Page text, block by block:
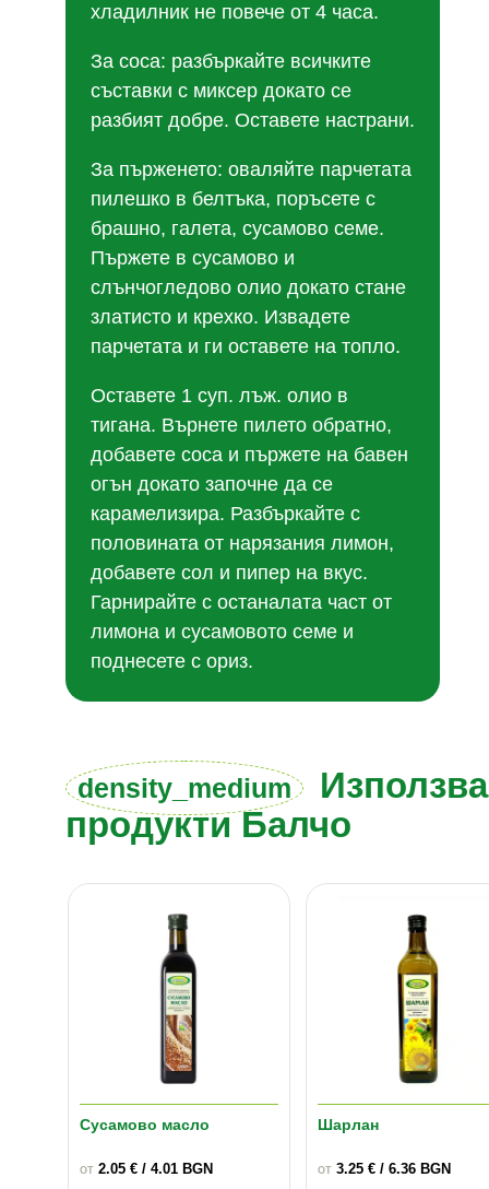
хладилник не повече от 4 часа.
За соса: разбъркайте всичките
съставки с миксер докато се
разбият добре. Оставете настрани.
За пърженето: оваляйте парчетата
пилешко в белтъка, поръсете с
брашно, галета, сусамово семе.
Пържете в сусамово и
слънчогледово олио докато стане
златисто и крехко. Извадете
парчетата и ги оставете на топло.
Оставете 1 суп. лъж. олио в
тигана. Върнете пилето обратно,
добавете соса и пържете на бавен
огън докато започне да се
карамелизира. Разбъркайте с
половината от нарязания лимон,
добавете сол и пипер на вкус.
Гарнирайте с останалата част от
лимона и сусамовото семе и
поднесете с ориз.
density_medium
продукти Балчо
Сусамово масло
ОТ 2.05 € / 4.01 BGN
Шарлан
ОТ 3.25€ / 6.36 BGN